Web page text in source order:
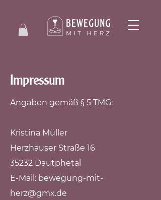
Impressum
Angaben gemäß § 5 TMG:
Kristina Müller
Herzhäuser Straße 16
35232 Dautphetal
E-Mail: bewegung-mit-
herz@gmx.de